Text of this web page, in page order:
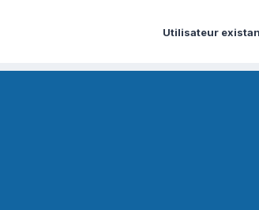
Utilisateur